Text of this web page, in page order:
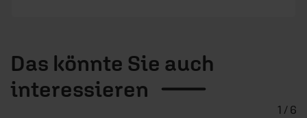
Das könnte Sie auch
interessieren
1 / 6